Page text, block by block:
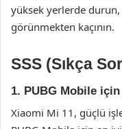
yüksek yerlerde
görünmekten kaçının.
SSS (Sıkça
1. PUBG Mobile
Xiaomi Mi 11, güçlü